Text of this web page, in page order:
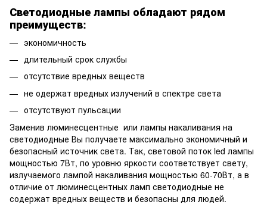
Светодиодные лампы обладают рядом
преимуществ:
экономичность
длительный срок службы
отсутствие вредных веществ
не одержат вредных излучений в спектре света
отсутствуют пульсации
Заменив люминесцентные или лампы накаливания на
светодиодные Вы получаете максимально экономичный и
безопасный источник света. Так, световой поток led лампы
мощностью 7Вт, по уровню яркости соответствует свету,
излучаемого лампой накаливания мощностью 60-70Вт, а в
отличие от люминесцентных ламп светодиодные не
содержат вредных веществ и безопасны для людей.